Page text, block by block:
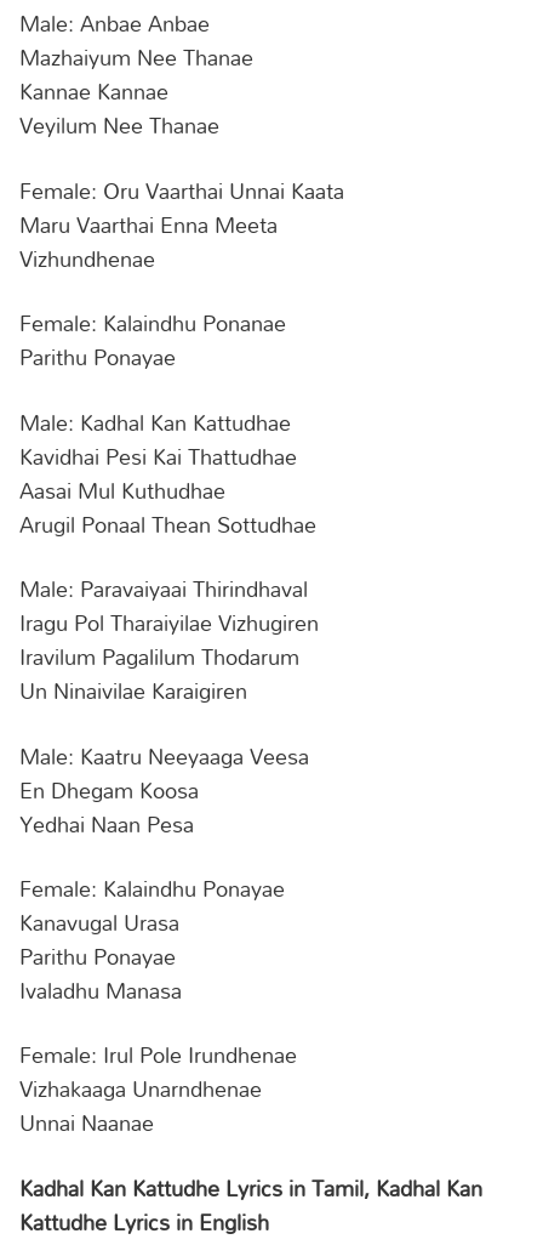
Male: Anbae Anbae
Mazhaiyum Nee Thanae
Kannae Kannae
Veyilum Nee Thanae
Female: Oru Vaarthai Unnai Kaata
Maru Vaarthai Enna Meeta
Vizhundhenae
Female: Kalaindhu Ponanae
Parithu Ponayae
Male: Kadhal Kan Kattudhae
Kavidhai Pesi Kai Thattudhae
Aasai Mul Kuthudhae
Arugil Ponaal Thean Sottudhae
Male: Paravaiyaai Thirindhaval
Iragu Pol Tharaiyilae Vizhugiren
Iravilum Pagalilum Thodarum
Un Ninaivilae Karaigiren
Male: Kaatru Neeyaaga Veesa
En Dhegam Koosa
Yedhai Naan Pesa
Female: Kalaindhu Ponayae
Kanavugal Urasa
Parithu Ponayae
Ivaladhu Manasa
Female: Irul Pole Irundhenae
Vizhakaaga Unarndhenae
Unnai Naanae
Kadhal Kan Kattudhe Lyrics in Tamil, Kadhal Kan
Kattudhe Lyrics in English